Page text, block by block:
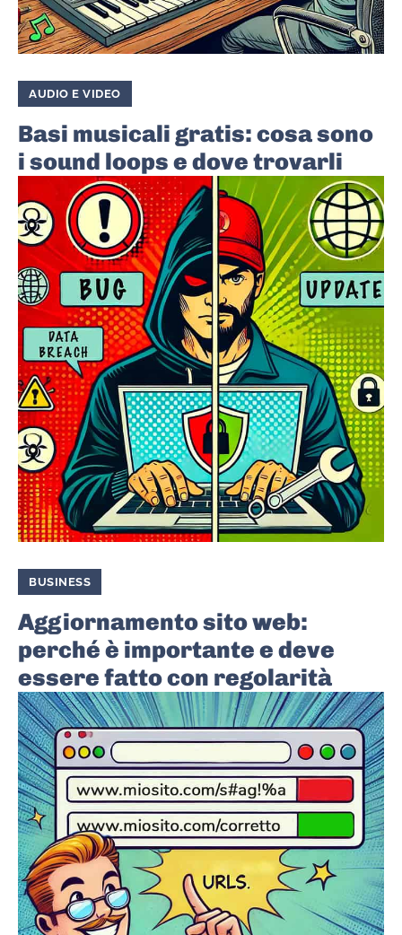
AUDIO E VIDEO
Basi musicali gratis: cosa sono
i sound loops e dove trovarli
BUSINESS
Aggiornamento sito web:
perché è importante e deve
essere fatto con regolarità